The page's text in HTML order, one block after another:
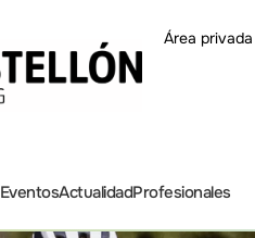
Área privada
EventosActualidadProfesionales